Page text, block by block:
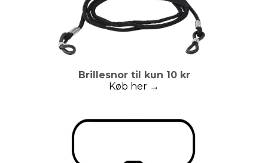
Brillesnor til kun 10 kr
Køb her →